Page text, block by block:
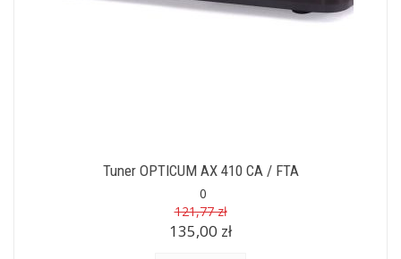
Tuner OPTICUM AX 410 CA / FTA
0
121,77 zł
135,00 zł